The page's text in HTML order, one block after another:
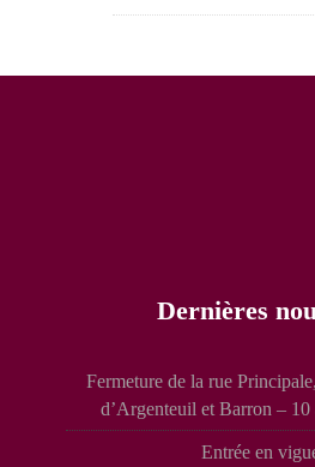
Dernières
Fermeture de la rue
d’Argenteuil et Barron – 10
Entrée en